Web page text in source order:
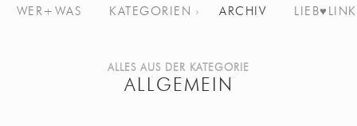
WER+WAS KATEGORIEN ARCHIV
ALLES AUS DER KATEGORIE
ALLGEMEIN